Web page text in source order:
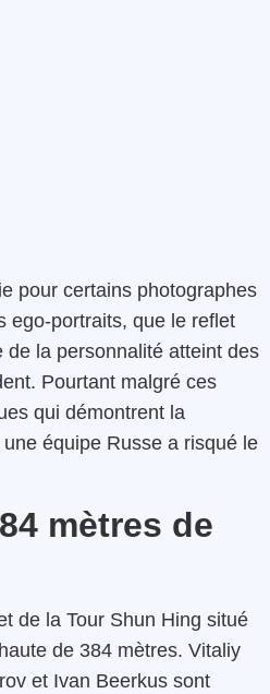
pour certains photographes
ego-portraits, que le reflet
de la personnalité atteint des
Pourtant malgré ces
qui démontrent la
équipe Russe a risqué le
mètres de
de la Tour Shun Hing situé
de 384 mètres. Vitaliy
et Ivan Beerkus sont